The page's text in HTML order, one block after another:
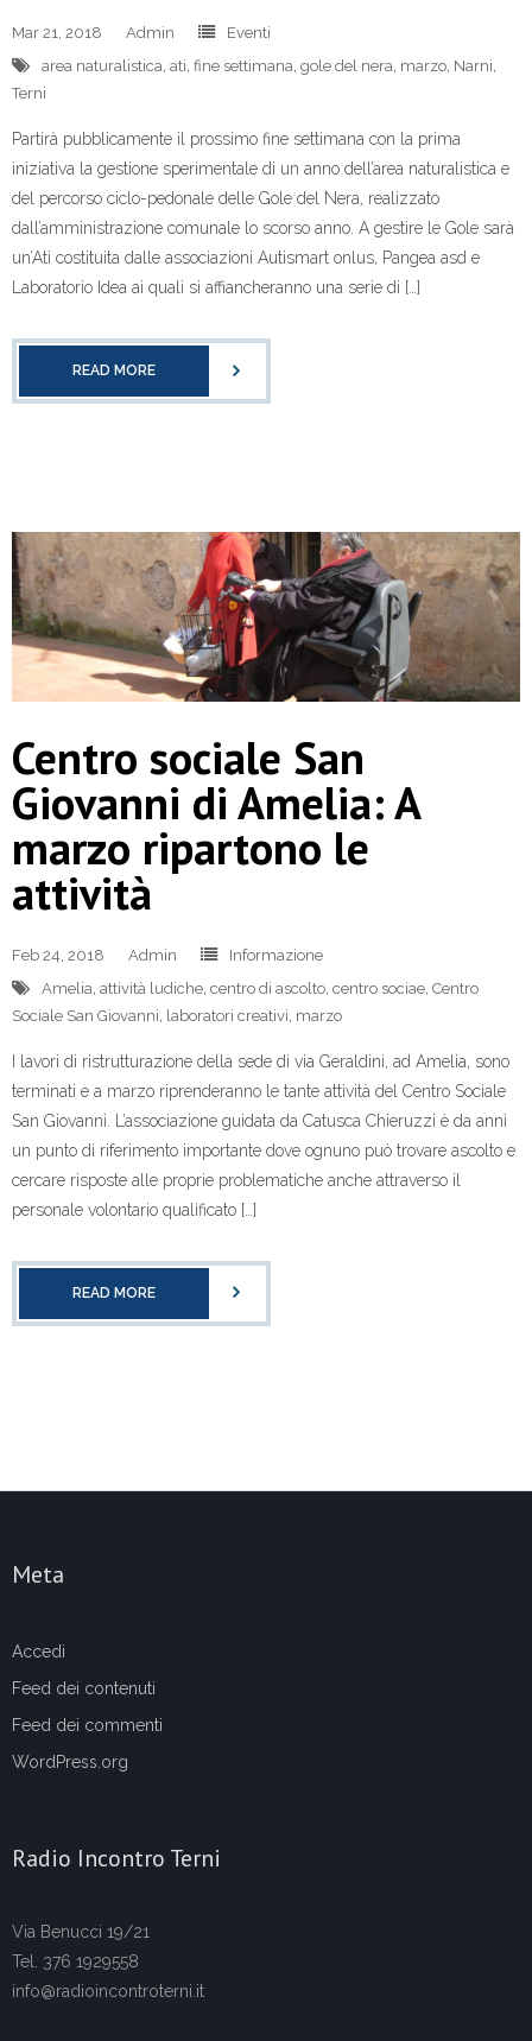
Mar 21, 2018 Admin
Eventi
area naturalistica ati fine settimana gole del nera marzo Narni
Terni
Partirà pubblicamente il prossimo fine settimana con la prima
iniziativa la gestione sperimentale di un anno dell’area naturalistica e
del percorso ciclo-pedonale delle Gole del Nera, realizzato
dall’amministrazione comunale lo scorso anno. A gestire le Gole sarà
un’Ati costituita dalle associazioni Autismart onlus, Pangea asd e
Laboratorio Idea ai quali si affiancheranno una serie di […]
READ MORE
Centro sociale San
Giovanni di Amelia: A
marzo ripartono le
attività
Feb 24, 2018 Admin
Informazione
Amelia attività ludiche centro di ascolto centro sociae Centro
Sociale San Giovanni laboratori creativi marzo
I lavori di ristrutturazione della sede di via Geraldini, ad Amelia, sono
terminati e a marzo riprenderanno le tante attività del Centro Sociale
San Giovanni. L’associazione guidata da Catusca Chieruzzi è da anni
un punto di riferimento importante dove ognuno può trovare ascolto e
cercare risposte alle proprie problematiche anche attraverso il
personale volontario qualificato […]
READ MORE
Meta
Accedi
Feed dei contenuti
Feed dei commenti
WordPress.org
Radio Incontro Terni
Via Benucci 19/21
Tel. 376 1929558
info@radioincontroterni.it